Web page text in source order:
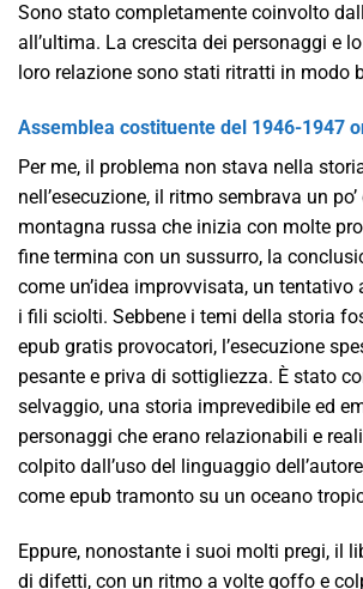
Sono stato completamente coinvolto
all’ultima. La crescita dei personaggi e
loro relazione sono stati ritratti in modo
Assemblea costituente del 1946-1947
Per me, il problema non stava nella
nell’esecuzione, il ritmo sembrava un
montagna russa che inizia con molte
fine termina con un sussurro, la
come un’idea improvvisata, un
i fili sciolti. Sebbene i temi della storia
epub gratis provocatori, l’esecuzione
pesante e priva di sottigliezza. È stato
selvaggio, una storia imprevedibile ed
personaggi che erano relazionabili e
colpito dall’uso del linguaggio
come epub tramonto su un oceano
Eppure, nonostante i suoi molti pregi, il
di difetti, con un ritmo a volte goffo e